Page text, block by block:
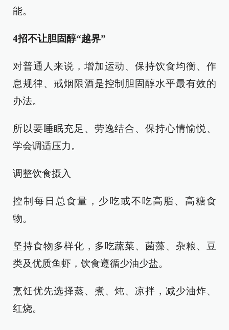
能。
4招不让胆固醇“越界”
对普通人来说，增加运动、保持饮食均衡、作
息规律、戒烟限酒是控制胆固醇水平最有效的
办法。
所以要睡眠充足、劳逸结合、保持心情愉悦、
学会调适压力。
调整饮食摄入
控制每日总食量，少吃或不吃高脂、高糖食
物。
坚持食物多样化，多吃蔬菜、菌藻、杂粮、豆
类及优质鱼虾，饮食遵循少油少盐。
烹饪优先选择蒸、煮、炖、凉拌，减少油炸、
红烧。